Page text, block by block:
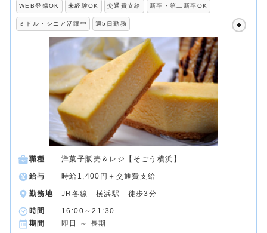
WEB登録OK 未経験OK 交通費支給 新卒・第二新卒OK
ミドル・シニア活躍中 週5日勤務
職種 洋菓子販売＆レジ【そごう横浜】
給与 時給1,400円＋交通費支給
勤務地 JR各線 横浜駅 徒歩3分
時間
16:00～21:30
期間
即日 ～ 長期